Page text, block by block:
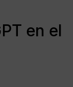
en el